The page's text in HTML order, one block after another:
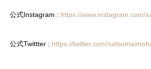
公式Instagram : https://www.instagram.com/
公式Twittter : https://twitter.com/